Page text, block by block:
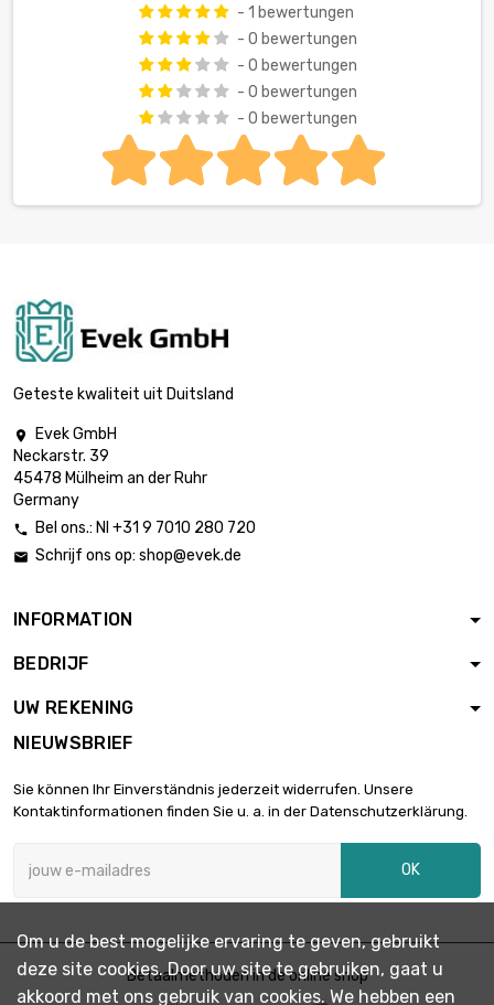
- 1 bewertungen
- 0 bewertungen
- 0 bewertungen
- 0 bewertungen
- 0 bewertungen
Geteste kwaliteit uit Duitsland

Evek GmbH
Neckarstr. 39
45478 Mülheim an der Ruhr
Germany
 Bel ons.: Nl +31 9 7010 280 720
 Schrijf ons op: shop@evek.de
INFORMATION
BEDRIJF
UW REKENING
NIEUWSBRIEF
Sie können Ihr Einverständnis jederzeit widerrufen. Unsere
Kontaktinformationen finden Sie u. a. in der Datenschutzerklärung.
OK
Betaalmethoden in de online shop
Om u de best mogelijke ervaring te geven, gebruikt
deze site cookies. Door uw site te gebruiken, gaat u
akkoord met ons gebruik van cookies. We hebben een